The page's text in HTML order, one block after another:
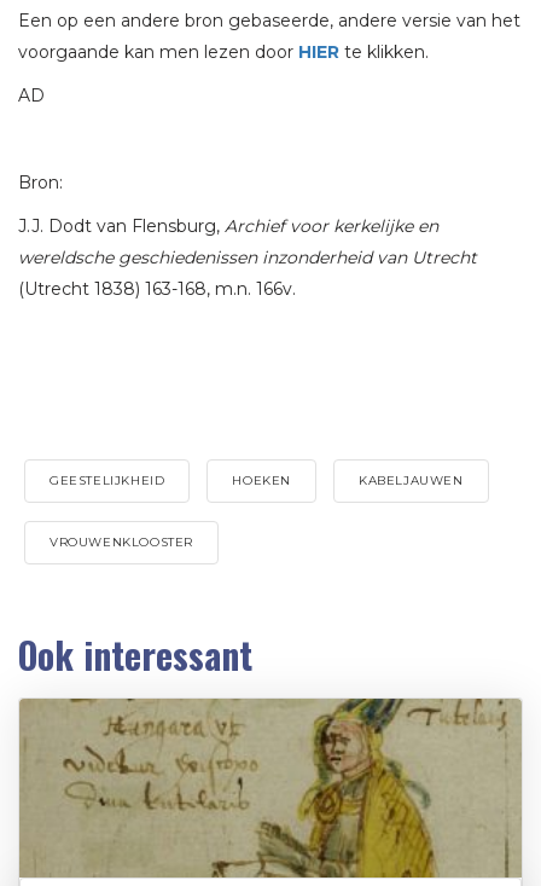
Een op een andere bron gebaseerde, andere versie van het
voorgaande kan men lezen door HIER te klikken.
AD
Bron:
J.J. Dodt van Flensburg, Archief voor kerkelijke en
wereldsche geschiedenissen inzonderheid van Utrecht
(Utrecht 1838) 163-168, m.n. 166v.
GEESTELIJKHEID HOEKEN KABELJAUWEN
VROUWENKLOOSTER
Ook interessant